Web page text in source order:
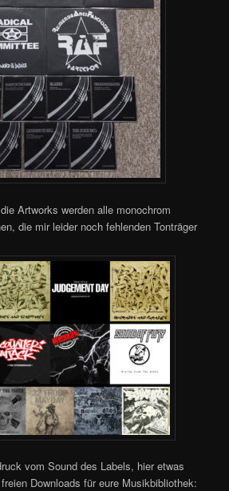
Artworks werden alle monochrom
die mir leider noch fehlenden Tonträger
vom Sound des Labels, hier etwas
Downloads für eure Musikbibliothek: